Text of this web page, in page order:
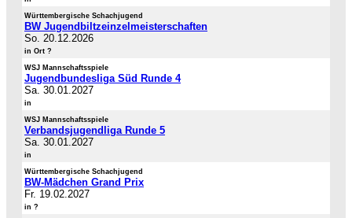
Württembergische Schachjugend
BW Jugendbiltzeinzelmeisterschaften
So. 20.12.2026
in Ort ?
WSJ Mannschaftsspiele
Jugendbundesliga Süd Runde 4
Sa. 30.01.2027
in
WSJ Mannschaftsspiele
Verbandsjugendliga Runde 5
Sa. 30.01.2027
in
Württembergische Schachjugend
BW-Mädchen Grand Prix
Fr. 19.02.2027
in ?